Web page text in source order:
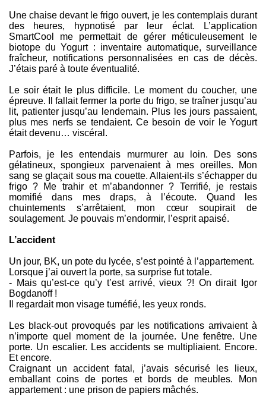
Une chaise devant le frigo ouvert, je les contemplais durant
des heures, hypnotisé par leur éclat. L’application
SmartCool me permettait de gérer méticuleusement le
biotope du Yogurt : inventaire automatique, surveillance
fraîcheur, notifications personnalisées en cas de décès.
J’étais paré à toute éventualité.
Le soir était le plus difficile. Le moment du coucher, une
épreuve. Il fallait fermer la porte du frigo, se traîner jusqu’au
lit, patienter jusqu’au lendemain. Plus les jours passaient,
plus mes nerfs se tendaient. Ce besoin de voir le Yogurt
était devenu… viscéral.
Parfois, je les entendais murmurer au loin. Des sons
gélatineux, spongieux parvenaient à mes oreilles. Mon
sang se glaçait sous ma couette. Allaient-ils s’échapper du
frigo ? Me trahir et m’abandonner ? Terrifié, je restais
momifié dans mes draps, à l’écoute. Quand les
chuintements s’arrêtaient, mon cœur soupirait de
soulagement. Je pouvais m’endormir, l’esprit apaisé.
L’accident
Un jour, BK, un pote du lycée, s’est pointé à l’appartement.
Lorsque j’ai ouvert la porte, sa surprise fut totale.
- Mais qu’est-ce qu’y t’est arrivé, vieux ?! On dirait Igor
Bogdanoff !
Il regardait mon visage tuméfié, les yeux ronds.
Les black-out provoqués par les notifications arrivaient à
n’importe quel moment de la journée. Une fenêtre. Une
porte. Un escalier. Les accidents se multipliaient. Encore.
Et encore.
Craignant un accident fatal, j’avais sécurisé les lieux,
emballant coins de portes et bords de meubles. Mon
appartement : une prison de papiers mâchés.